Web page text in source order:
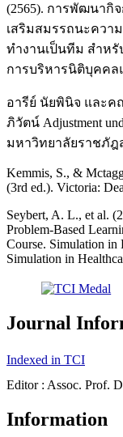
(2565). การพัฒนากิ
เสริมสมรรถนะควา
ทำงานเป็นทีม สำห
การบริหารนิติบุคคล
อารีย์ นัยพินิจ และค
ภิวัตน์ Adjustment
มหาวิทยาลัยราชภัฎ
Kemmis, S., &
(3rd ed.). Victoria:
Seybert, A. L., et al.
Problem-Based
Course. Simulation in
Simulation in
Journal
Indexed in TCI
Editor : Assoc. Prof.
Information